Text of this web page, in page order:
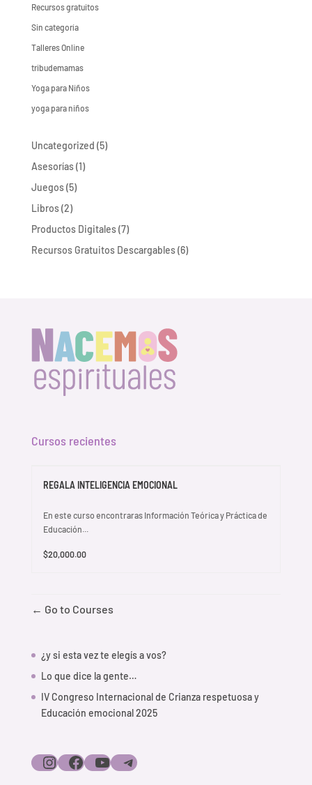
Recursos gratuitos
Sin categoría
Talleres Online
tribudemamas
Yoga para Niños
yoga para niños
Uncategorized 55
Asesorías 11
Juegos 55
Libros 22
productos
Productos Digitales 77
productos
Recursos Gratuitos Descargables 66
Cursos recientes
REGALA INTELIGENCIA EMOCIONAL
En este curso encontraras Información Teórica y Práctica de
Educación...
$20,000.00
Go to Courses
¿y si esta vez te elegís a vos?
Lo que dice la gente…
IV Congreso Internacional de Crianza respetuosa y
Educación emocional 2025
Instagram
Facebook
YouTubeTelegram